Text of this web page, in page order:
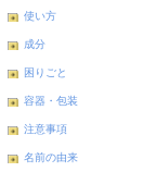
使い方
成分
困りごと
容器・包装
注意事項
名前の由来